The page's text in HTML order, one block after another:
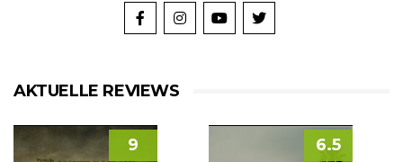
AKTUELLE REVIEWS
9 6.5